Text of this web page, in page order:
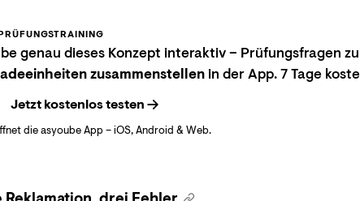
genau dieses Konzept interaktiv – Prüfungsfragen zu
zusammenstellenin der App. 7 Tage
Jetzt kostenlos testen
die asyoube App – iOS, Android & Web.